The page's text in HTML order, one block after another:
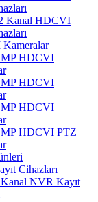
Kanal HDCVI
MP HDCVI
MP HDCVI
MP HDCVI
MP HDCVI PTZ
Cihazları
NVR Kayıt